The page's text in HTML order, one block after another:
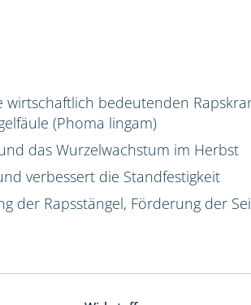
wirtschaftlich bedeutenden
(Phoma lingam)
das Wurzelwachstum im Herbst
verbessert die Standfestigkeit
der Rapsstängel, Förderung der